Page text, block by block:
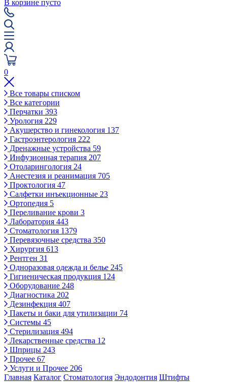
В корзине пусто
0
Все товары списком
Все категории
Перчатки 393
Урология 229
Акушерство и гинекология 137
Гастроэнтерология 222
Дренажные устройства 59
Инфузионная терапия 207
Отоларингология 24
Анестезия и реанимация 705
Проктология 47
Салфетки инъекционные 23
Ортопедия 5
Переливание крови 3
Лаборатория 443
Стоматология 1379
Перевязочные средства 350
Хирургия 613
Рентген 31
Одноразовая одежда и белье 245
Гигиеническая продукция 124
Оборудование 248
Диагностика 202
Дезинфекция 407
Пакеты и баки для утилизации 74
Системы 45
Стерилизация 494
Лекарственные средства 12
Шприцы 243
Прочее 67
Услуги и Прочее 206
Главная Каталог Стоматология Эндодонтия Штифты